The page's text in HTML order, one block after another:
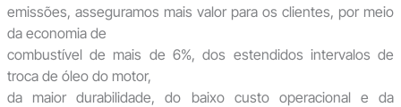
emissões, asseguramos mais valor para os clientes, por meio
da economia de
combustível de mais de 6%, dos estendidos intervalos de
troca de óleo do motor,
da maior durabilidade, do baixo custo operacional e da